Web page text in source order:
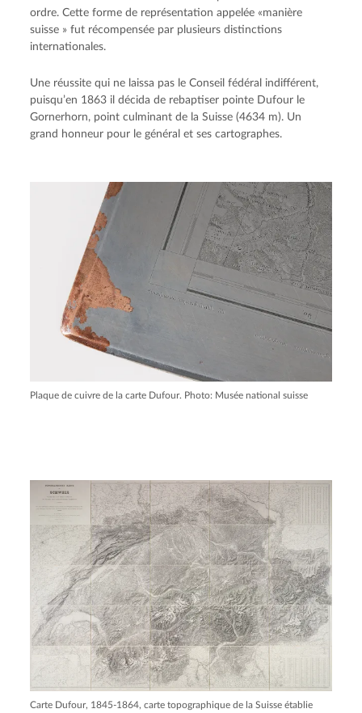
ordre. Cette forme de représentation appelée «manière
suisse » fut récompensée par plusieurs distinctions
internationales.
Une réussite qui ne laissa pas le Conseil fédéral indifférent,
puisqu’en 1863 il décida de rebaptiser pointe Dufour le
Gornerhorn, point culminant de la Suisse (4634 m). Un
grand honneur pour le général et ses cartographes.
Plaque de cuivre de la carte Dufour. Photo: Musée national suisse
Carte Dufour, 1845-1864, carte topographique de la Suisse établie